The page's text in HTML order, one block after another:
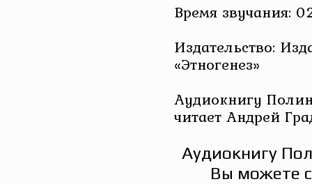
Время звучания:
Издательство:
«Этногенез»
Аудиокнигу
читает Андрей
Аудиокнигу
Вы можете